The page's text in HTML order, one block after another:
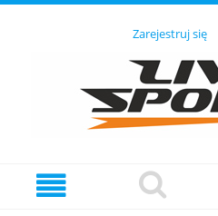
Zarejestruj się